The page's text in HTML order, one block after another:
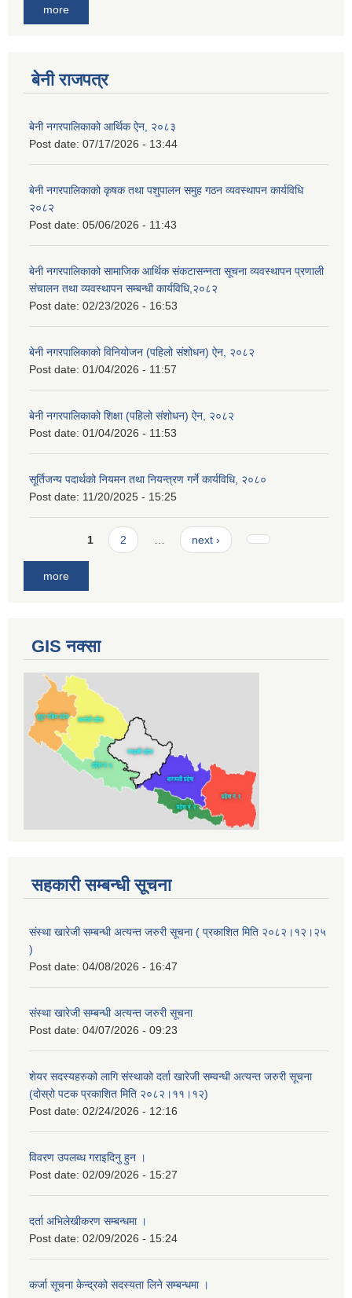
more
बेनी राजपत्र
बेनी नगरपालिकाको आर्थिक ऐन, २०८३
Post date: 07/17/2026 - 13:44
बेनी नगरपालिकाको कृषक तथा पशुपालन समुह गठन व्यवस्थापन कार्यविधि
२०८२
Post date: 05/06/2026 - 11:43
बेनी नगरपालिकाको सामाजिक आर्थिक संकटासन्नता सूचना व्यवस्थापन प्रणाली
संचालन तथा व्यवस्थापन सम्बन्धी कार्यविधि,२०८२
Post date: 02/23/2026 - 16:53
बेनी नगरपालिकाको विनियोजन (पहिलो संशोधन) ऐन, २०८२
Post date: 01/04/2026 - 11:57
बेनी नगरपालिकाको शिक्षा (पहिलो संशोधन) ऐन, २०८२
Post date: 01/04/2026 - 11:53
सूर्तिजन्य पदार्थको नियमन तथा नियन्त्रण गर्ने कार्यविधि, २०८०
Post date: 11/20/2025 - 15:25
Pages1 2 next ›
more
GIS नक्सा
सहकारी सम्बन्धी सूचना
संस्था खारेजी सम्बन्धी अत्यन्त जरुरी सूचना ( प्रकाशित मिति २०८२।१२।२५
)
Post date: 04/08/2026 - 16:47
संस्था खारेजी सम्बन्धी अत्यन्त जरुरी सूचना
Post date: 04/07/2026 - 09:23
शेयर सदस्यहरुको लागि संस्थाको दर्ता खारेजी सम्वन्धी अत्यन्त जरुरी सूचना
(दोस्रो पटक प्रकाशित मिति २०८२।११।१२)
Post date: 02/24/2026 - 12:16
विवरण उपलब्ध गराइदिनु हुन ।
Post date: 02/09/2026 - 15:27
दर्ता अभिलेखीकरण सम्बन्धमा ।
Post date: 02/09/2026 - 15:24
कर्जा सूचना केन्द्रको सदस्यता लिने सम्बन्धमा ।